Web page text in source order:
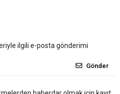
ilgili e-posta gönderimi
Gönder